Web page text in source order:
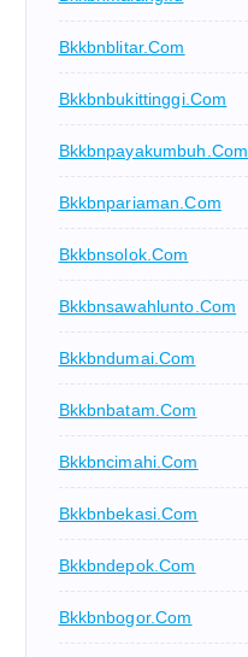
Bkkbnblitar.com
Bkkbnbukittinggi.com
Bkkbnpayakumbuh.com
Bkkbnpariaman.com
Bkkbnsolok.com
Bkkbnsawahlunto.com
Bkkbndumai.com
Bkkbnbatam.com
Bkkbncimahi.com
Bkkbnbekasi.com
Bkkbndepok.com
Bkkbnbogor.com